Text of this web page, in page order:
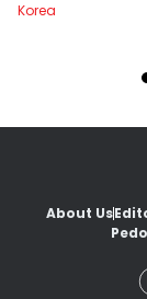
Korea
About Us